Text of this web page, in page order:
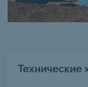
Технические